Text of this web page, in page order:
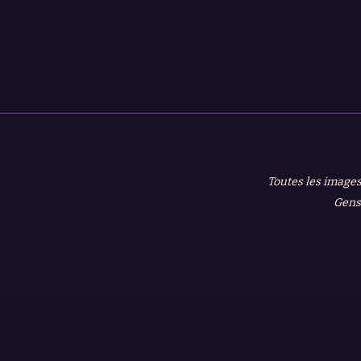
Toutes les